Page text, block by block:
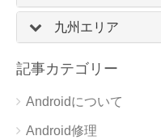
九州エリア
記事カテゴリー
Androidについて
Android修理